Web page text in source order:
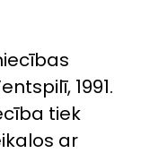
1991.
tiek
ar